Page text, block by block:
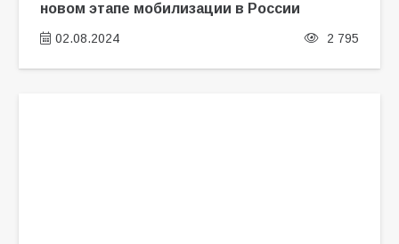
новом этапе мобилизации в России
02.08.2024 2 795